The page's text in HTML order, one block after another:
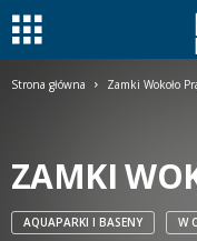
Strona główna Zamki Wokoło
ZAMKI
AQUAPARKI I BASENY W